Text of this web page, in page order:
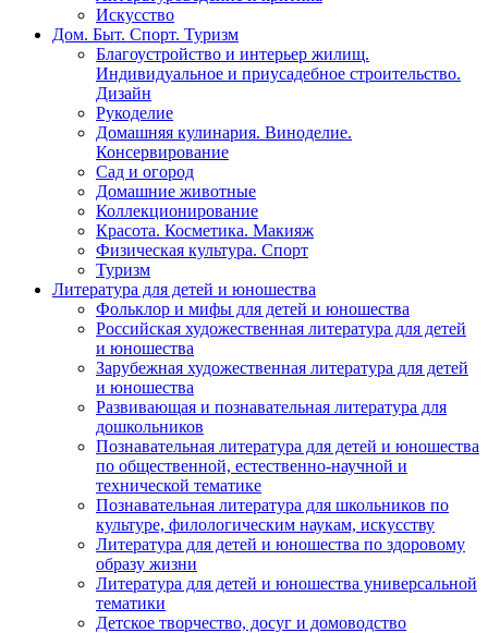
Искусство
Дом. Быт. Спорт. Туризм
Благоустройство и интерьер жилищ.
Индивидуальное и приусадебное строительство.
Дизайн
Рукоделие
Домашняя кулинария. Виноделие.
Консервирование
Сад и огород
Домашние животные
Коллекционирование
Красота. Косметика. Макияж
Физическая культура. Спорт
Туризм
Литература для детей и юношества
Фольклор и мифы для детей и юношества
Российская художественная литература для детей
и юношества
Зарубежная художественная литература для детей
и юношества
Развивающая и познавательная литература для
дошкольников
Познавательная литература для детей и юношества
по общественной, естественно-научной и
технической тематике
Познавательная литература для школьников по
культуре, филологическим наукам, искусству
Литература для детей и юношества по здоровому
образу жизни
Литература для детей и юношества универсальной
тематики
Детское творчество, досуг и домоводство